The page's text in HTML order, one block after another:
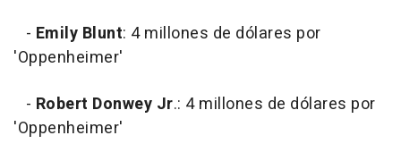
- Emily Blunt: 4 millones de dólares por
'Oppenheimer'
- Robert Donwey Jr.: 4 millones de dólares por
'Oppenheimer'